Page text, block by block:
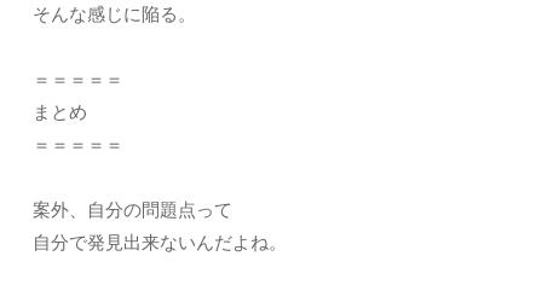
そんな感じに陥る。
＝＝＝＝＝
まとめ
＝＝＝＝＝
案外、自分の問題点って
自分で発見出来ないんだよね。